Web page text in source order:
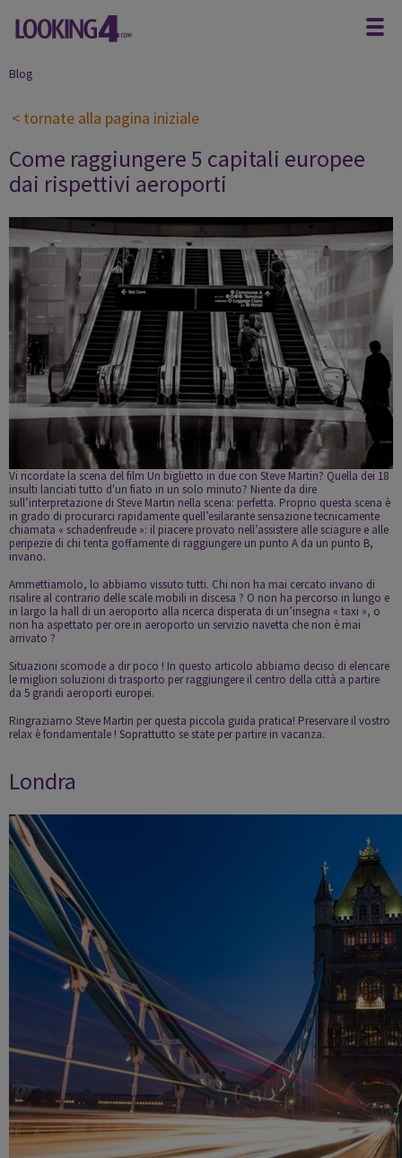
Blog
< tornate alla pagina iniziale
Come raggiungere 5 capitali europee
dai rispettivi aeroporti
Vi ricordate la scena del film Un biglietto in due con Steve Martin? Quella dei 18
insulti lanciati tutto d'un fiato in un solo minuto? Niente da dire
sull’interpretazione di Steve Martin nella scena: perfetta. Proprio questa scena è
in grado di procurarci rapidamente quell’esilarante sensazione tecnicamente
chiamata « schadenfreude »: il piacere provato nell’assistere alle sciagure e alle
peripezie di chi tenta goffamente di raggiungere un punto A da un punto B,
invano.
Ammettiamolo, lo abbiamo vissuto tutti. Chi non ha mai cercato invano di
risalire al contrario delle scale mobili in discesa ? O non ha percorso in lungo e
in largo la hall di un aeroporto alla ricerca disperata di un’insegna « taxi », o
non ha aspettato per ore in aeroporto un servizio navetta che non è mai
arrivato ?
Situazioni scomode a dir poco ! In questo articolo abbiamo deciso di elencare
le migliori soluzioni di trasporto per raggiungere il centro della città a partire
da 5 grandi aeroporti europei.
Ringraziamo Steve Martin per questa piccola guida pratica! Preservare il vostro
relax è fondamentale ! Soprattutto se state per partire in vacanza.
Londra